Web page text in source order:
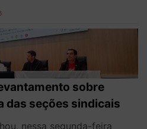
sobre
das seções sindicais
nessa segunda-feira